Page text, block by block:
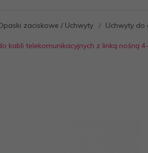
zaciskowe / Uchwyty Uchwyty do
kabli telekomunikacyjnych z linką nośną